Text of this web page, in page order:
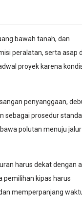
bawah tanah, dan
peralatan, serta asap
proyek karena
penyanggaan,
sebagai prosedur
polutan menuju jalur
harus dekat dengan
pemilihan kipas harus
memperpanjang